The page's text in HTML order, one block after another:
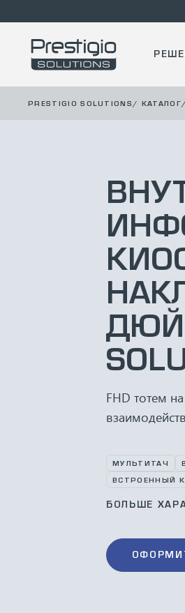
PRESTIGIO SOLUTIONS / КАТАЛОГ/
FHD тотем
МУЛЬТИТАЧ
ВСТРОЕННЫЙ
БОЛЬШЕ